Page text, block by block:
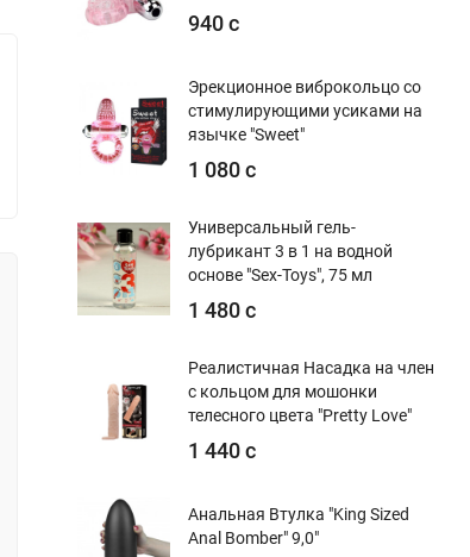
940 с
Эрекционное виброкольцо со
стимулирующими усиками на
язычке "Sweet"
1 080 с
Универсальный гель-
лубрикант 3 в 1 на водной
основе "Sex-Toys", 75 мл
1 480 с
Реалистичная Насадка на член
с кольцом для мошонки
телесного цвета "Pretty Love"
1 440 с
Анальная Втулка "King Sized
Anal Bomber" 9,0"